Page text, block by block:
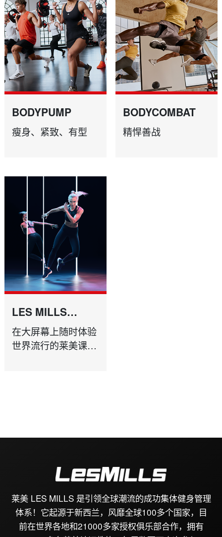
BODYPUMP
瘦身、紧致、有型
BODYCOMBAT
精悍善战
LES MILLS
VIRTUAL
ULTIMATE
在大屏幕上随时体验
世界流行的莱美课
莱美 LES MILLS 是引领全球潮流的成功集体健身管理
体系！它起源于新西兰，风靡全球100多个国家，目
前在世界各地和21000多家授权俱乐部合作，拥有